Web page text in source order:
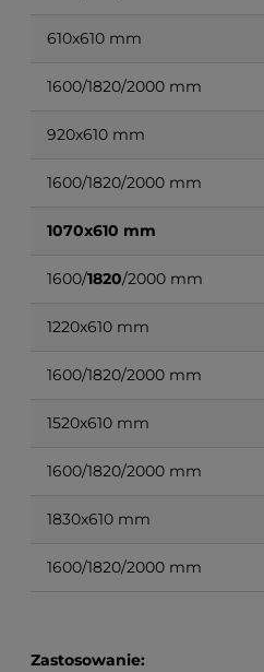
610x610 mm
1600/1820/2000 mm
920x610 mm
1600/1820/2000 mm
1070x610 mm
1600/1820/2000 mm
1220x610 mm
1600/1820/2000 mm
1520x610 mm
1600/1820/2000 mm
1830x610 mm
1600/1820/2000 mm
Zastosowanie: